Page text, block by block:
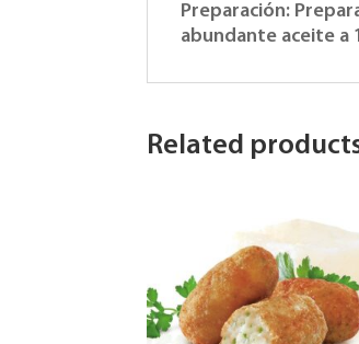
Preparación:
abundante aceite a
Related